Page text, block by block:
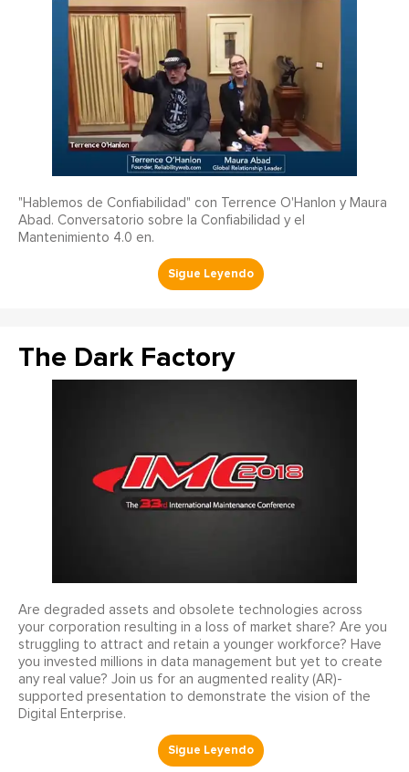
"Hablemos de Confiabilidad" con Terrence O'Hanlon y Maura
Abad. Conversatorio sobre la Confiabilidad y el
Mantenimiento 4.0 en.
The Dark Factory
Are degraded assets and obsolete technologies across
your corporation resulting in a loss of market share? Are you
struggling to attract and retain a younger workforce? Have
you invested millions in data management but yet to create
any real value? Join us for an augmented reality (AR)-
supported presentation to demonstrate the vision of the
Digital Enterprise.